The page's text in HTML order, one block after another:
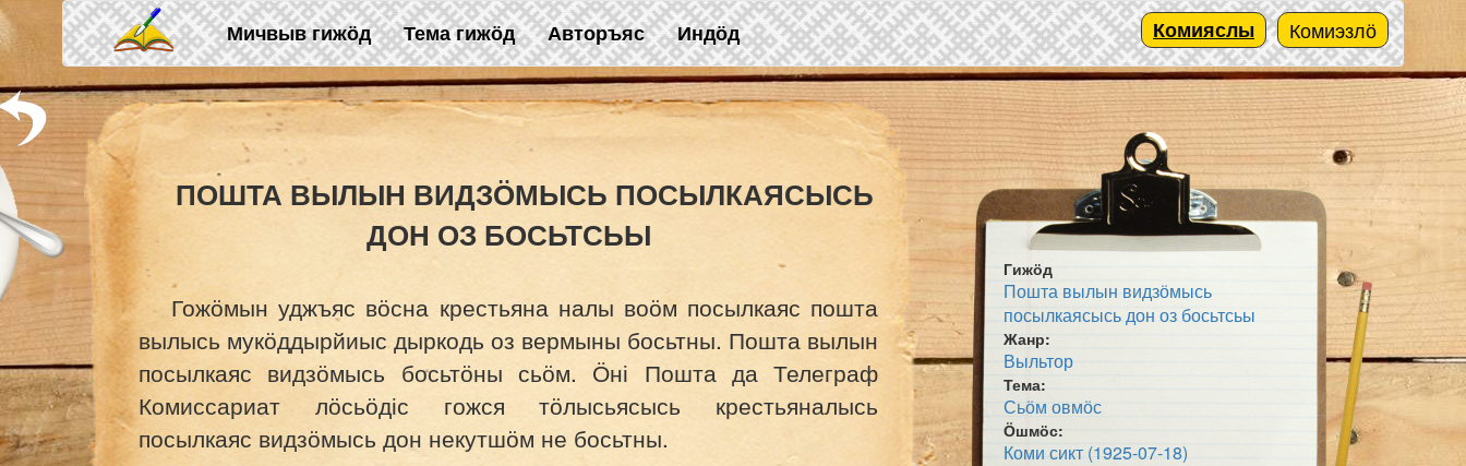
Skip to main content
Мичвыв гижӧд Тема гижӧд Авторъяс Индӧд Комиэзлӧ
Комияслы
ПОШТА ВЫЛЫН ВИДЗӦМЫСЬ ПОСЫЛКАЯСЫСЬ
ДОН ОЗ БОСЬТСЬЫ
Гожӧмын уджъяс вӧсна крестьяна налы воӧм посылкаяс пошта
вылысь мукӧддырйиыс дыркодь оз вермыны босьтны. Пошта вылын
посылкаяс видзӧмысь босьтӧны сьӧм. Ӧні Пошта да Телеграф
Комиссариат лӧсьӧдіс гожся тӧлысьясысь крестьяналысь
посылкаяс видзӧмысь дон некутшӧм не босьтны.
Гижӧд
Пошта вылын видзӧмысь
посылкаясысь дон оз босьтсьы
Жанр:
Выльтор
Тема:
Сьӧм овмӧс
Ӧшмӧс:
Коми сикт (1925-07-18)